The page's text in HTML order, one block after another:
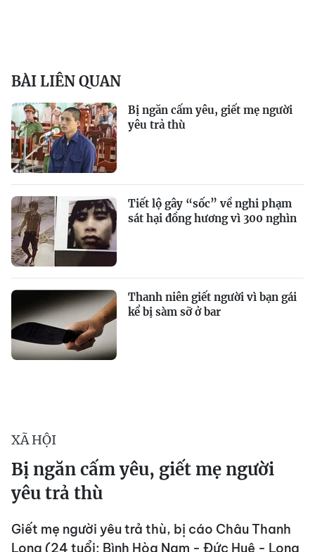
BÀI LIÊN QUAN
Bị ngăn cấm yêu, giết mẹ người
yêu trả thù
Tiết lộ gây “sốc” về nghi phạm
sát hại đồng hương vì 300 nghìn
Thanh niên giết người vì bạn gái
kể bị sàm sỡ ở bar
XÃ HỘI
Bị ngăn cấm yêu, giết mẹ người
yêu trả thù
Giết mẹ người yêu trả thù, bị cáo Châu Thanh
Long (24 tuổi; Bình Hòa Nam - Đức Huệ - Long